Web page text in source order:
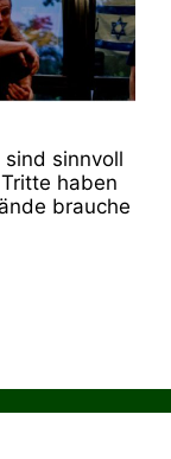
sinnvoll
haben
brauche